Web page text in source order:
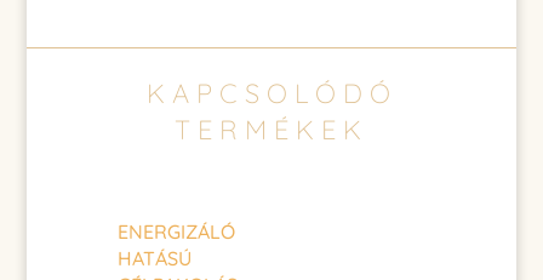
KAPCSOLÓDÓ
TERMÉKEK
ENERGIZÁLÓ
HATÁSÚ